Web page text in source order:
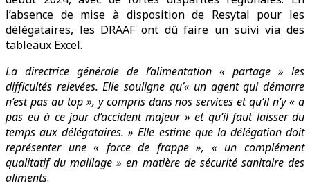
l’absence de mise à disposition de Resytal pour les
délégataires, les DRAAF ont dû faire un suivi via des
tableaux Excel.
La directrice générale de l’alimentation « partage » les
difficultés relevées. Elle souligne qu’« un agent qui démarre
n’est pas au top », y compris dans nos services et qu’il n’y « a
pas eu à ce jour d’accident majeur » et qu’il faut laisser du
temps aux délégataires. » Elle estime que la délégation doit
représenter une « force de frappe », « un complément
qualitatif du maillage » en matière de sécurité sanitaire des
aliments.